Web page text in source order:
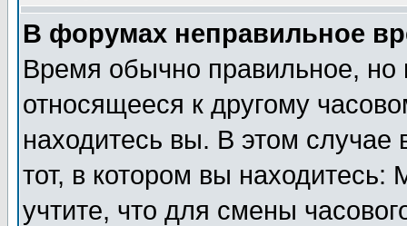
В форумах неправильное
Время обычно правильное,
относящееся к другому
находитесь вы. В этом
тот, в котором вы
учтите, что для смены